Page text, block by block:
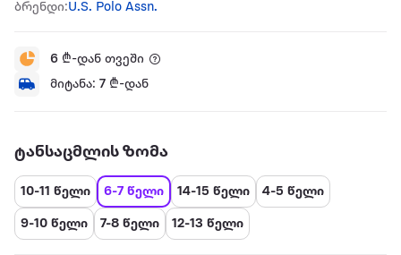
ბრენდი:U.S. Polo Assn.
6 ₾-დან თვეში
მიტანა: 7 ₾-დან
ტანსაცმლის ზომა
10-11 წელი 6-7 წელი 14-15 წელი 4-5 წელი
9-10 წელი 7-8 წელი 12-13 წელი